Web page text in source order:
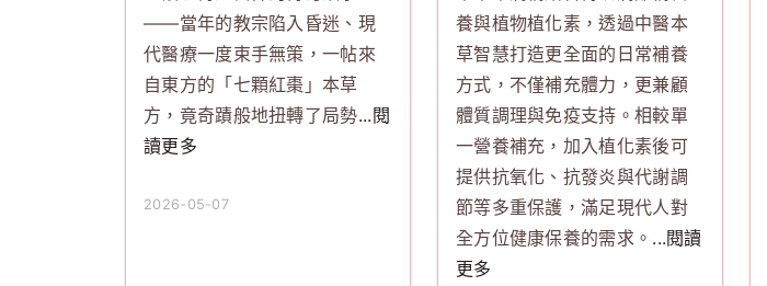
——當年的教宗陷入昏迷、現
代醫療一度束手無策，一帖來
自東方的「七顆紅棗」本草
方，竟奇蹟般地扭轉了局勢...閱
讀更多
2026-05-07
養與植物植化素，透過中醫本
草智慧打造更全面的日常補養
方式，不僅補充體力，更兼顧
體質調理與免疫支持。相較單
一營養補充，加入植化素後可
提供抗氧化、抗發炎與代謝調
節等多重保護，滿足現代人對
全方位健康保養的需求。 ...閱讀
更多